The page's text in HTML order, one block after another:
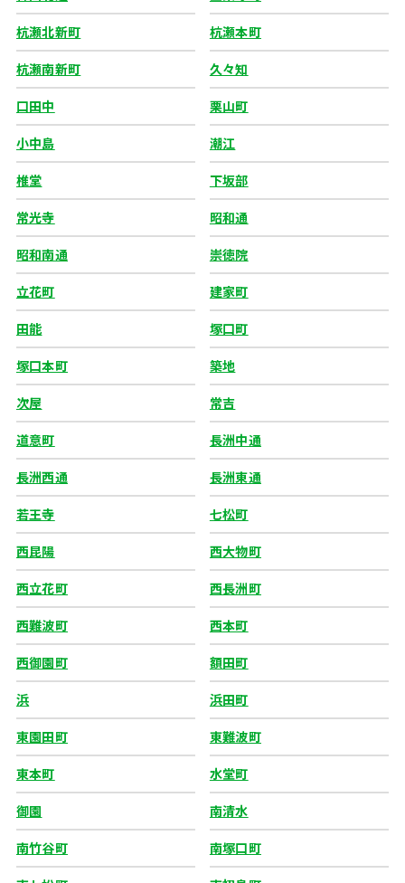
杭瀬北新町 杭瀬本町
杭瀬南新町 久々知
口田中 栗山町
小中島 潮江
椎堂 下坂部
常光寺 昭和通
昭和南通 崇徳院
立花町 建家町
田能 塚口町
塚口本町 築地
次屋 常吉
道意町 長洲中通
長洲西通 長洲東通
若王寺 七松町
西昆陽 西大物町
西立花町 西長洲町
西難波町 西本町
西御園町 額田町
浜 浜田町
東園田町 東難波町
東本町 水堂町
御園 南清水
南竹谷町 南塚口町